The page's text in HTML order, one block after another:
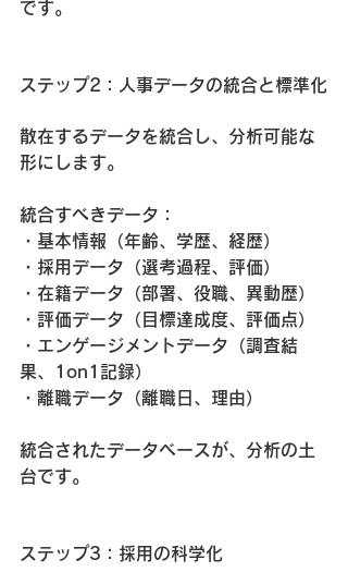
です。
ステップ2：人事データの統合と標準化
散在するデータを統合し、分析可能な
形にします。
統合すべきデータ：
・基本情報（年齢、学歴、経歴）
・採用データ（選考過程、評価）
・在籍データ（部署、役職、異動歴）
・評価データ（目標達成度、評価点）
・エンゲージメントデータ（調査結
果、1on1記録）
・離職データ（離職日、理由）
統合されたデータベースが、分析の土
台です。
ステップ3：採用の科学化